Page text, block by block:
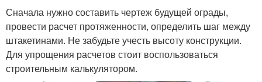
Сначала нужно составить чертеж будущей ограды,
провести расчет протяженности, определить шаг между
штакетинами. Не забудьте учесть высоту конструкции.
Для упрощения расчетов стоит воспользоваться
строительным калькулятором.